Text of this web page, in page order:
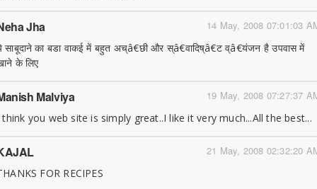
14 May, 2008 07:01:03
Jha
साबूदाने का बडा वाकई में बहुत अच्â€छी और स्â€वादिष्â€ट व्â€यंजन है उपवास में
के लिए
19 May, 2008 07:27:37
Malviya
think you web site is simply great..I like it very much...All the best...
21 May, 2008 02:32:20
FOR RECIPES